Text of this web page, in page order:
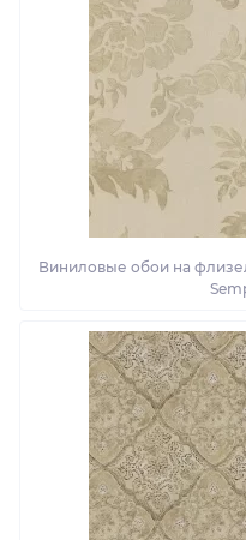
Виниловые обои на